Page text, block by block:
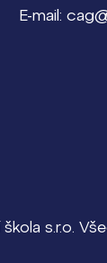
E-mail:
s.r.o.